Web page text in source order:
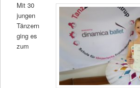
Mit 30
jungen
Tänzern
ging es
zum